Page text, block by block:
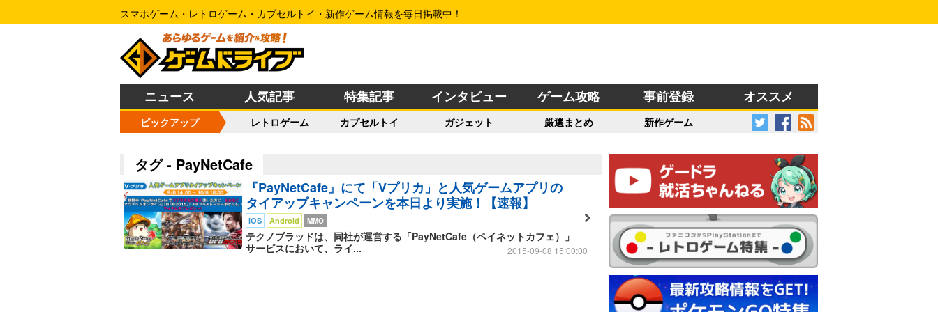
スマホゲーム・レトロゲーム・カプセルトイ・新作ゲーム情報を毎日掲載中！
ニュース 人気記事 特集記事 インタビュー ゲーム攻略 事前登録 オススメ
ピックアップ レトロゲーム カプセルトイ ガジェット 厳選まとめ 新作ゲーム
タグ - PayNetCafe
『PayNetCafe』にて「Vプリカ」と人気ゲームアプリの
タイアップキャンペーンを本日より実施！【速報】
iOS Android MMO
テクノブラッドは、同社が運営する「PayNetCafe（ペイネットカフェ）」
サービスにおいて、ライ...
2015-09-08 15:00:00